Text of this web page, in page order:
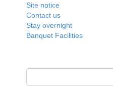
Site notice
Contact us
Stay overnight
Banquet Facilities